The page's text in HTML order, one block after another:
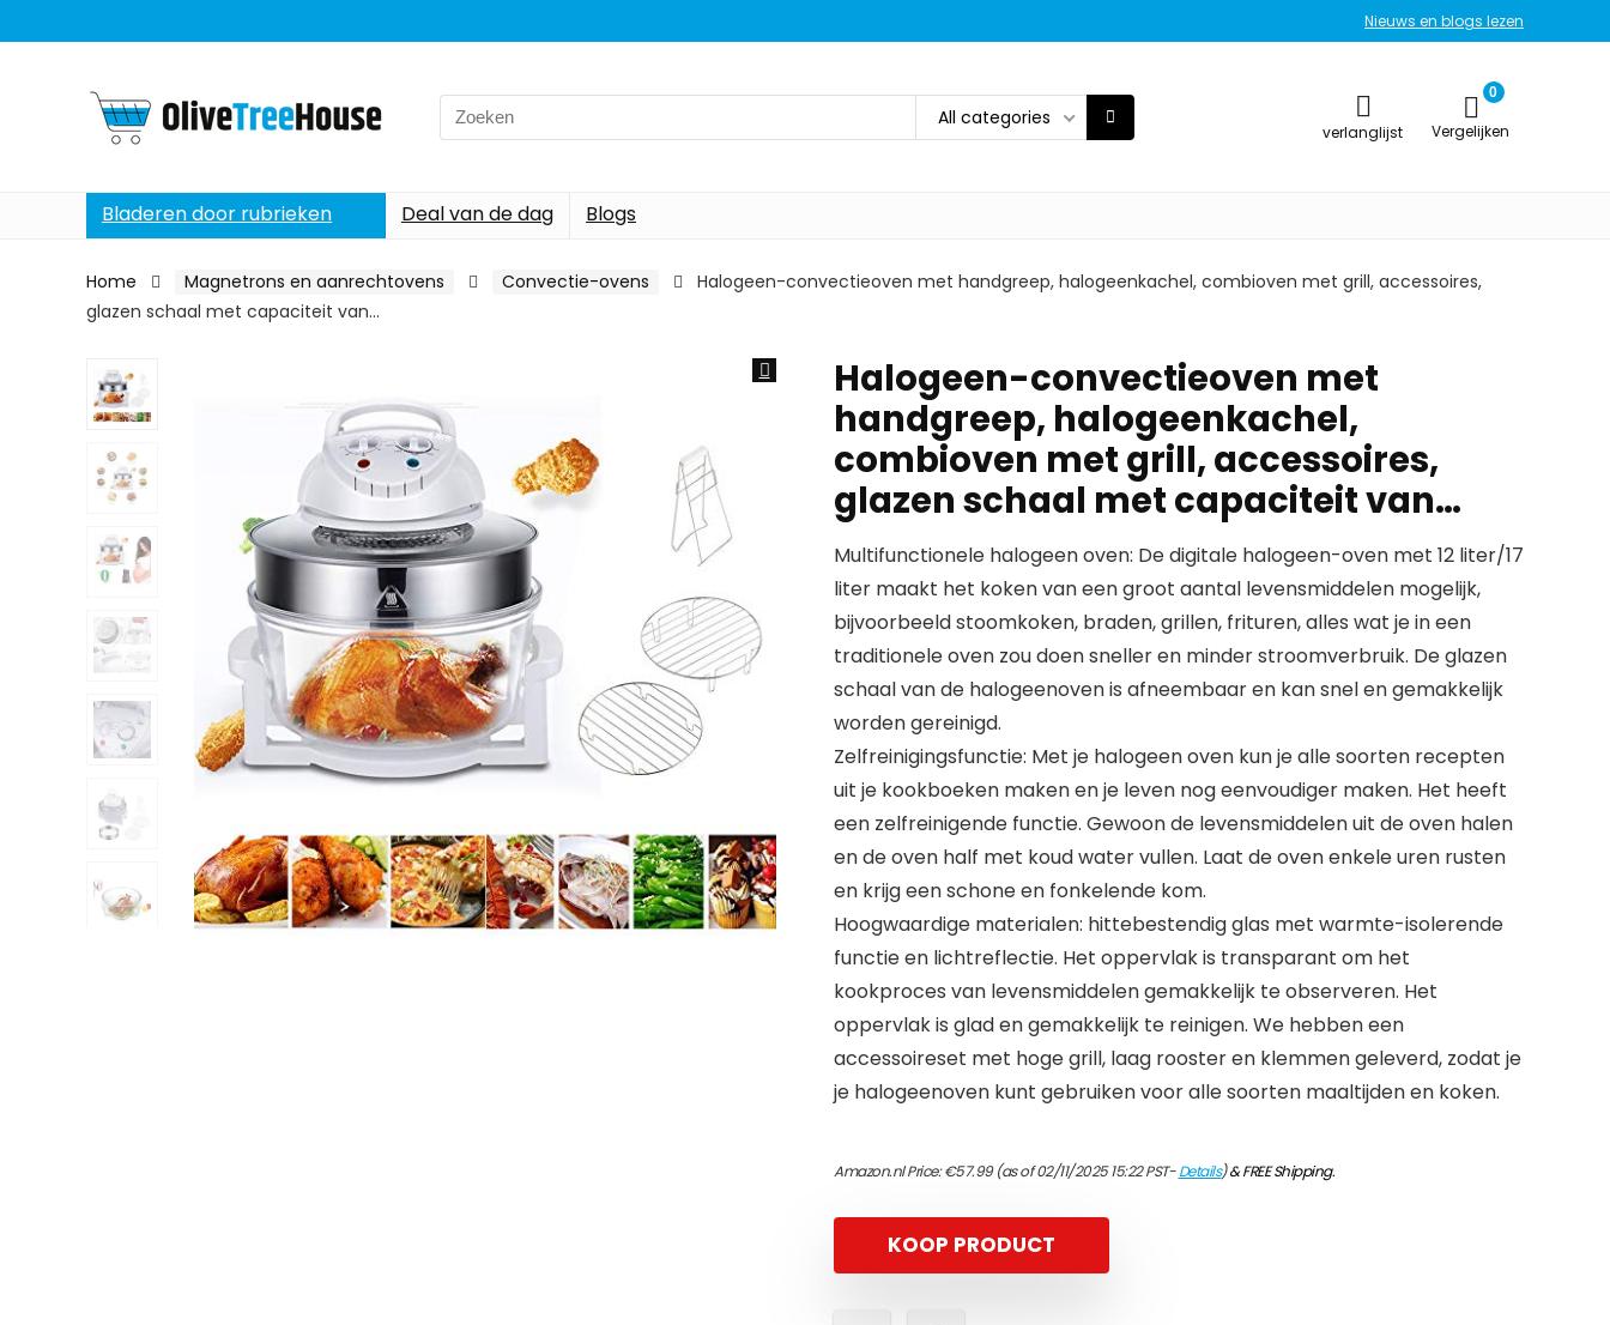
Nieuws en blogs lezen
Search
for:
All categories
verlanglijst
0
Vergelijken
Bladeren door rubrieken Deal van de dag Blogs
Home Magnetrons en aanrechtovens Convectie-ovens
Halogeen-convectieoven met handgreep, halogeenkachel, combioven met grill, accessoires,
glazen schaal met capaciteit van…
Halogeen-convectieoven met
handgreep, halogeenkachel,
combioven met grill, accessoires,
glazen schaal met capaciteit van…
Multifunctionele halogeen oven: De digitale halogeen-oven met 12 liter/17
liter maakt het koken van een groot aantal levensmiddelen mogelijk,
bijvoorbeeld stoomkoken, braden, grillen, frituren, alles wat je in een
traditionele oven zou doen sneller en minder stroomverbruik. De glazen
schaal van de halogeenoven is afneembaar en kan snel en gemakkelijk
worden gereinigd.
Zelfreinigingsfunctie: Met je halogeen oven kun je alle soorten recepten
uit je kookboeken maken en je leven nog eenvoudiger maken. Het heeft
een zelfreinigende functie. Gewoon de levensmiddelen uit de oven halen
en de oven half met koud water vullen. Laat de oven enkele uren rusten
en krijg een schone en fonkelende kom.
Hoogwaardige materialen: hittebestendig glas met warmte-isolerende
functie en lichtreflectie. Het oppervlak is transparant om het
kookproces van levensmiddelen gemakkelijk te observeren. Het
oppervlak is glad en gemakkelijk te reinigen. We hebben een
accessoireset met hoge grill, laag rooster en klemmen geleverd, zodat je
je halogeenoven kunt gebruiken voor alle soorten maaltijden en koken.
Amazon.nl Price:€57.99(as of 02/11/2025 15:22 PST-Details)&FREE Shipping.
KOOP PRODUCT